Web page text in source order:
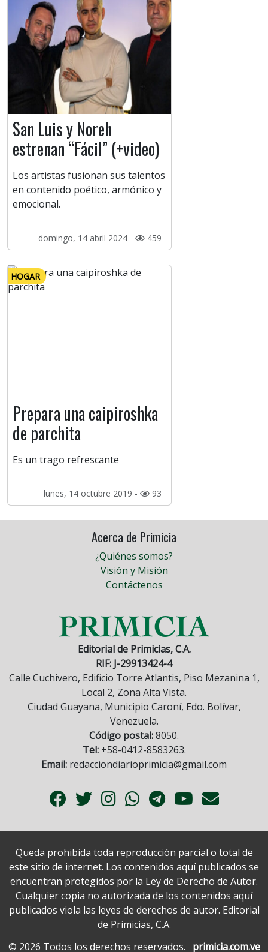
San Luis y Noreh
estrenan “Fácil” (+video)
Los artistas fusionan sus talentos
en contenido poético, armónico y
emocional.
domingo, 14 abril 2024 - 459
HOGAR
Prepara una caipiroshka
de parchita
Es un trago refrescante
lunes, 14 octubre 2019 - 93
Acerca de Primicia
¿Quiénes somos?
Visión y Misión
Contáctenos
Editorial de Primicias, C.A.
RIF: J-29913424-4
Calle Cuchivero, Edificio Torre Atlantis, Piso Mezanina 1,
Local 2, Zona Alta Vista.
Ciudad Guayana, Municipio Caroní, Edo. Bolívar,
Venezuela.
Código postal:8050.
Tel:+58-0412-8583263.
Email: redacciondiarioprimicia@gmail.com
Queda prohibida toda reproducción parcial o total de
este sitio de internet. Los contenidos aquí publicados se
encuentran protegidos por la Ley de Derecho de Autor.
Cualquier copia no autorizada de los contenidos aquí
publicados viola las leyes de derechos de autor. Editorial
de Primicias, C.A.
© 2026 Todos los derechos reservados.
primicia.com.ve